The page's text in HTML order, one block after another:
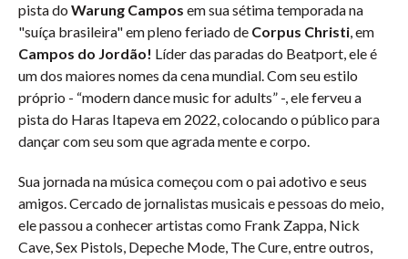
pista do Warung Campos em sua sétima temporada na
"suíça brasileira" em pleno feriado de Corpus Christi, em
Campos do Jordão! Líder das paradas do Beatport, ele é
um dos maiores nomes da cena mundial. Com seu estilo
próprio - “modern dance music for adults” -, ele ferveu a
pista do Haras Itapeva em 2022, colocando o público para
dançar com seu som que agrada mente e corpo.
Sua jornada na música começou com o pai adotivo e seus
amigos. Cercado de jornalistas musicais e pessoas do meio,
ele passou a conhecer artistas como Frank Zappa, Nick
Cave, Sex Pistols, Depeche Mode, The Cure, entre outros,